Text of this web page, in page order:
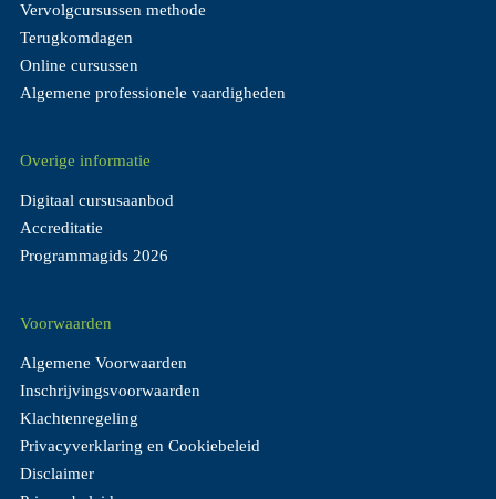
Vervolgcursussen methode
Terugkomdagen
Online cursussen
Algemene professionele vaardigheden
Overige informatie
Digitaal cursusaanbod
Accreditatie
Programmagids 2026
Voorwaarden
Algemene Voorwaarden
Inschrijvingsvoorwaarden
Klachtenregeling
Privacyverklaring en Cookiebeleid
Disclaimer